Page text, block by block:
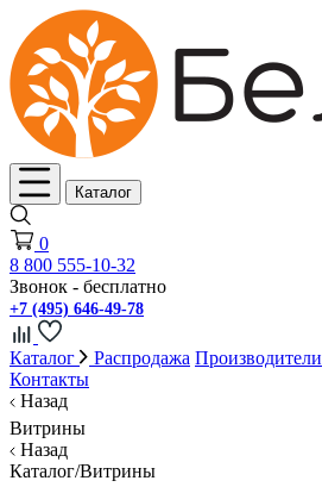
Каталог
0
8 800 555-10-32
Звонок - бесплатно
+7 (495) 646-49-78
Каталог Распродажа Производители
Контакты
Назад
Витрины
Назад
Каталог/Витрины